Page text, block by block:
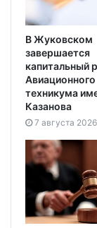
В Жуковском
завершается
капитальный
Авиационного
техникума
Казанова
7 августа 2026